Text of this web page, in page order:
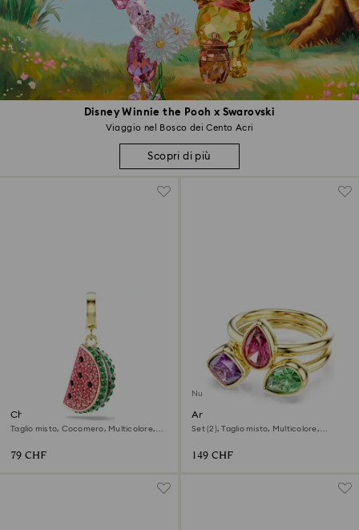
Disney Winnie the Pooh x Swarovski
Viaggio nel Bosco dei Cento Acri
Scopri di più
Charm Idyllia
Taglio misto, Cocomero, Multicolore,
79 CHF
Nuovo
Anello cocktail Imber
Set (2), Taglio misto, Multicolore,
149 CHF